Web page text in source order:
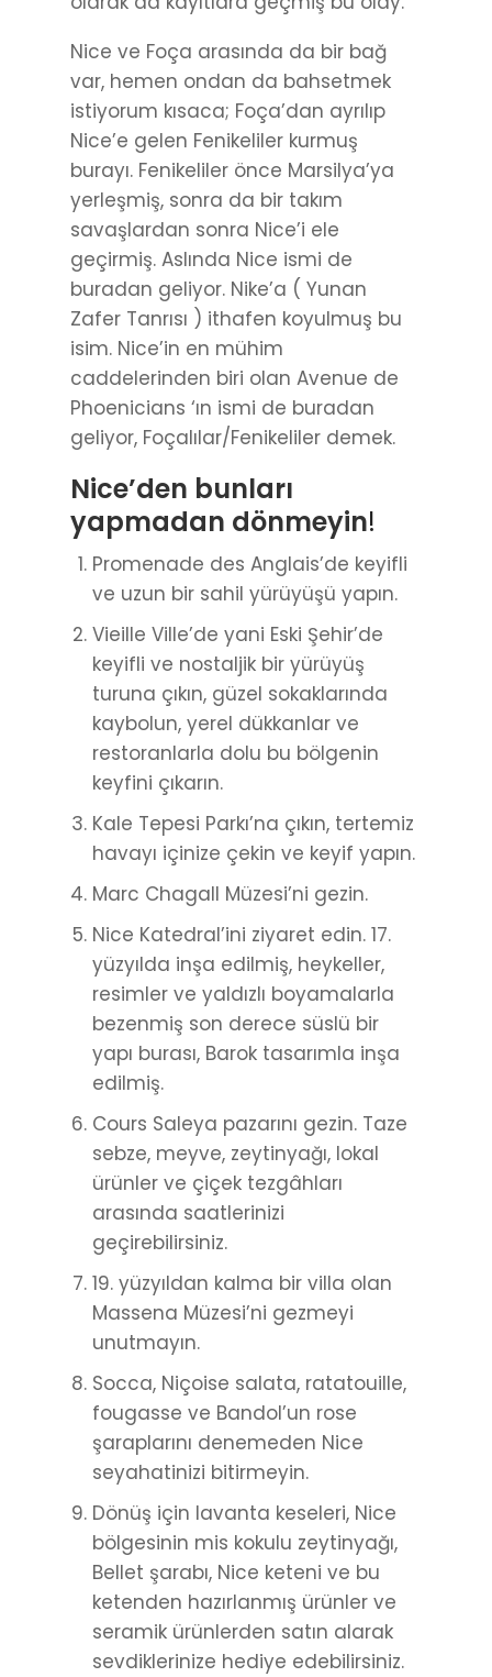
Nice ve Foça arasında da bir bağ
var, hemen ondan da bahsetmek
istiyorum kısaca; Foça’dan ayrılıp
Nice’e gelen Fenikeliler kurmuş
burayı. Fenikeliler önce Marsilya’ya
yerleşmiş, sonra da bir takım
savaşlardan sonra Nice’i ele
geçirmiş. Aslında Nice ismi de
buradan geliyor. Nike’a ( Yunan
Zafer Tanrısı ) ithafen koyulmuş bu
isim. Nice’in en mühim
caddelerinden biri olan Avenue de
Phoenicians ‘ın ismi de buradan
geliyor, Foçalılar/Fenikeliler demek.
Nice’den bunları
yapmadan dönmeyin!
Promenade des Anglais’de keyifli
ve uzun bir sahil yürüyüşü yapın.
Vieille Ville’de yani Eski Şehir’de
keyifli ve nostaljik bir yürüyüş
turuna çıkın, güzel sokaklarında
kaybolun, yerel dükkanlar ve
restoranlarla dolu bu bölgenin
keyfini çıkarın.
Kale Tepesi Parkı’na çıkın, tertemiz
havayı içinize çekin ve keyif yapın.
Marc Chagall Müzesi’ni gezin.
Nice Katedral’ini ziyaret edin. 17.
yüzyılda inşa edilmiş, heykeller,
resimler ve yaldızlı boyamalarla
bezenmiş son derece süslü bir
yapı burası, Barok tasarımla inşa
edilmiş.
Cours Saleya pazarını gezin. Taze
sebze, meyve, zeytinyağı, lokal
ürünler ve çiçek tezgâhları
arasında saatlerinizi
geçirebilirsiniz.
19. yüzyıldan kalma bir villa olan
Massena Müzesi’ni gezmeyi
unutmayın.
Socca, Niçoise salata, ratatouille,
fougasse ve Bandol’un rose
şaraplarını denemeden Nice
seyahatinizi bitirmeyin.
Dönüş için lavanta keseleri, Nice
bölgesinin mis kokulu zeytinyağı,
Bellet şarabı, Nice keteni ve bu
ketenden hazırlanmış ürünler ve
seramik ürünlerden satın alarak
sevdiklerinize hediye edebilirsiniz.